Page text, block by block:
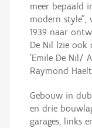
meer bepaald
modern style",
1939 naar
De Nil (zie
'Emile De Nil/
Raymond
Gebouw in
en drie
garages, links